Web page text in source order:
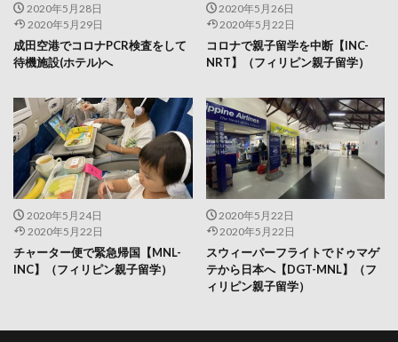
2020年5月28日
2020年5月29日
成田空港でコロナPCR検査をして
待機施設(ホテル)へ
2020年5月26日
2020年5月22日
コロナで親子留学を中断【INC-
NRT】（フィリピン親子留学）
2020年5月24日
2020年5月22日
チャーター便で緊急帰国【MNL-
INC】（フィリピン親子留学）
2020年5月22日
2020年5月22日
スウィーパーフライトでドゥマゲ
テから日本へ【DGT-MNL】（フ
ィリピン親子留学）